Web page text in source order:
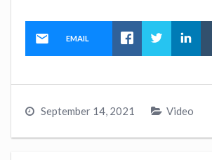
EMAIL
September 14, 2021 Video